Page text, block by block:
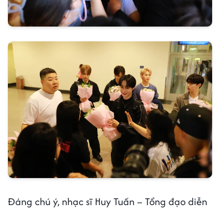
Đáng chú ý, nhạc sĩ Huy Tuấn – Tổng đạo diễn